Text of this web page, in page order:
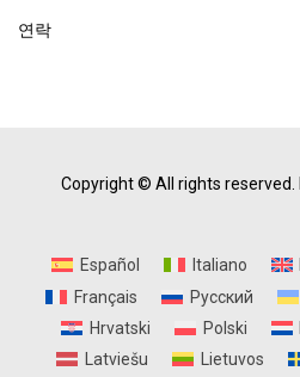
연락
Copyright © All rights reserved.
Español Italiano
Français
Русский
Hrvatski
Polski
Latviešu
Lietuvos